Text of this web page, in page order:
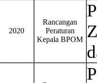
2020
Rancangan
Peraturan
Kepala BPOM